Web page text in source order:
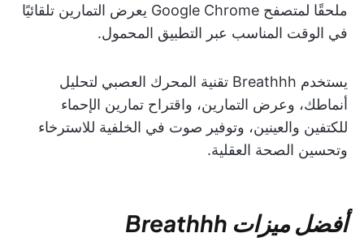
ملحقًا لمتصفح Google Chrome يعرض التمارين تلقائيًا
في الوقت المناسب عبر التطبيق المحمول.
يستخدم Breathhh تقنية المحرك العصبي لتحليل
أنماطك، وعرض التمارين، واقتراح تمارين الإحماء
للكتفين والعينين، وتوفير صوت في الخلفية للاسترخاء
وتحسين الصحة العقلية.
أفضل ميزات Breathhh